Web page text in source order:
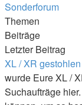
Sonderforum
Themen
Beiträge
Letzter Beitrag
XL / XR gestohlen
wurde Eure XL /
Suchaufträge